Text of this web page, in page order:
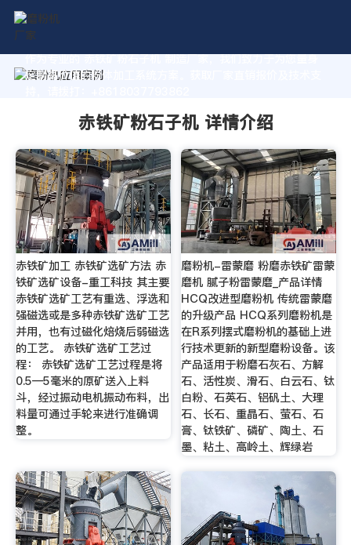
作为专业的 赤铁矿粉石子机 制造厂家，我们致力于为您量身
定制高价值的粉体加工系统方案。获取厂家直销报价及技术支
赤铁矿粉石子机 详情介绍
赤铁矿加工 赤铁矿选矿方法 赤
铁矿选矿设备-重工科技 其主要
赤铁矿选矿工艺有重选、浮选和
强磁选或是多种赤铁矿选矿工艺
并用，也有过磁化焙烧后弱磁选
的工艺。 赤铁矿选矿工艺过
程： 赤铁矿选矿工艺过程是将
0.5—5毫米的原矿送入上料
斗，经过振动电机振动布料，出
料量可通过手轮来进行准确调
整。
磨粉机-雷蒙磨 粉磨赤铁矿雷蒙
磨机 腻子粉雷蒙磨_产品详情
HCQ改进型磨粉机 传统雷蒙磨
的升级产品 HCQ系列磨粉机是
在R系列摆式磨粉机的基础上进
行技术更新的新型磨粉设备。该
产品适用于粉磨石灰石、方解
石、活性炭、滑石、白云石、钛
白粉、石英石、铝矾土、大理
石、长石、重晶石、萤石、石
膏、钛铁矿、磷矿、陶土、石
墨、粘土、高岭土、辉绿岩